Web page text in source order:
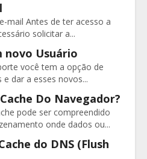
mail Antes de ter acesso a
solicitar a...
novo Usuário
você tem a opção de
dar a esses novos...
Do Navegador?
pode ser compreendido
onde dados ou...
do DNS (Flush